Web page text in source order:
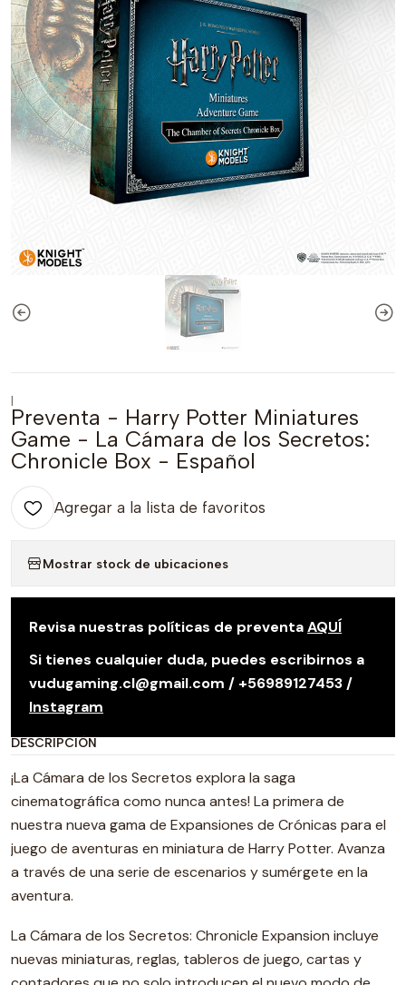
|
Preventa - Harry Potter Miniatures
Game - La Cámara de los Secretos:
Chronicle Box - Español
Agregar a la lista de favoritos
Mostrar stock de ubicaciones
Revisa nuestras políticas de preventaAQUÍ
Si tienes cualquier duda, puedes escribirnos a
vudugaming.cl@gmail.com / +56989127453 /
Instagram
DESCRIPCIÓN
¡La Cámara de los Secretos explora la saga
cinematográfica como nunca antes! La primera de
nuestra nueva gama de Expansiones de Crónicas para el
juego de aventuras en miniatura de Harry Potter. Avanza
a través de una serie de escenarios y sumérgete en la
aventura.
La Cámara de los Secretos: Chronicle Expansion incluye
nuevas miniaturas, reglas, tableros de juego, cartas y